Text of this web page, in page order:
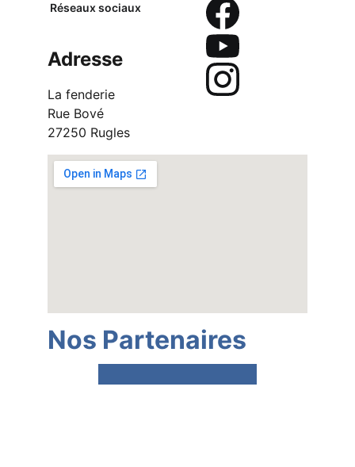
Réseaux sociaux
Adresse
La fenderie
Rue Bové
27250 Rugles
Nos Partenaires